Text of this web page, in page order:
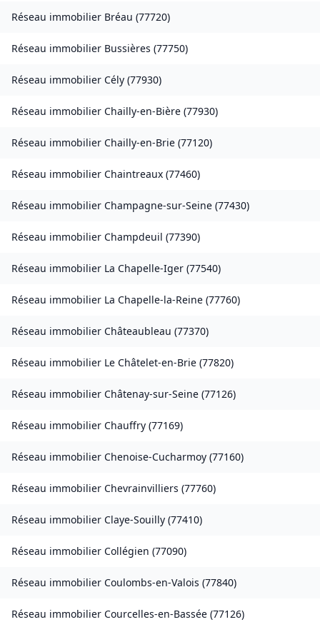
Réseau immobilier Bréau (77720)
Réseau immobilier Bussières (77750)
Réseau immobilier Cély (77930)
Réseau immobilier Chailly-en-Bière (77930)
Réseau immobilier Chailly-en-Brie (77120)
Réseau immobilier Chaintreaux (77460)
Réseau immobilier Champagne-sur-Seine (77430)
Réseau immobilier Champdeuil (77390)
Réseau immobilier La Chapelle-Iger (77540)
Réseau immobilier La Chapelle-la-Reine (77760)
Réseau immobilier Châteaubleau (77370)
Réseau immobilier Le Châtelet-en-Brie (77820)
Réseau immobilier Châtenay-sur-Seine (77126)
Réseau immobilier Chauffry (77169)
Réseau immobilier Chenoise-Cucharmoy (77160)
Réseau immobilier Chevrainvilliers (77760)
Réseau immobilier Claye-Souilly (77410)
Réseau immobilier Collégien (77090)
Réseau immobilier Coulombs-en-Valois (77840)
Réseau immobilier Courcelles-en-Bassée (77126)